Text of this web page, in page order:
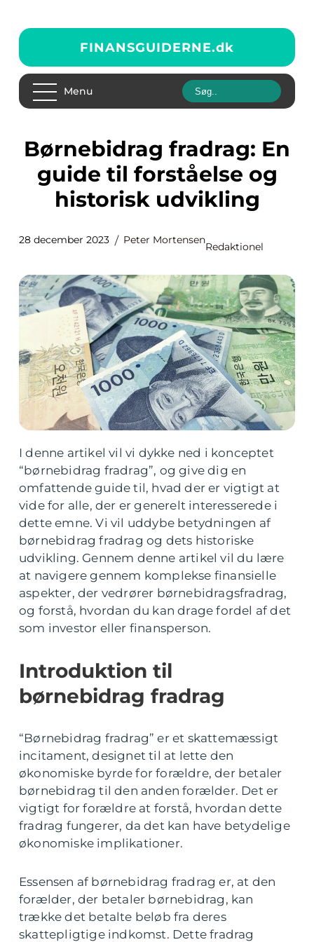
FINANSGUIDERNE.dk
Menu
Børnebidrag fradrag: En
guide til forståelse og
historisk udvikling
28 december 2023 Peter Mortensen
Redaktionel
I denne artikel vil vi dykke ned i konceptet
“børnebidrag fradrag”, og give dig en
omfattende guide til, hvad der er vigtigt at
vide for alle, der er generelt interesserede i
dette emne. Vi vil uddybe betydningen af
børnebidrag fradrag og dets historiske
udvikling. Gennem denne artikel vil du lære
at navigere gennem komplekse finansielle
aspekter, der vedrører børnebidragsfradrag,
og forstå, hvordan du kan drage fordel af det
som investor eller finansperson.
Introduktion til
børnebidrag fradrag
“Børnebidrag fradrag” er et skattemæssigt
incitament, designet til at lette den
økonomiske byrde for forældre, der betaler
børnebidrag til den anden forælder. Det er
vigtigt for forældre at forstå, hvordan dette
fradrag fungerer, da det kan have betydelige
økonomiske implikationer.
Essensen af børnebidrag fradrag er, at den
forælder, der betaler børnebidrag, kan
trække det betalte beløb fra deres
skattepligtige indkomst. Dette fradrag